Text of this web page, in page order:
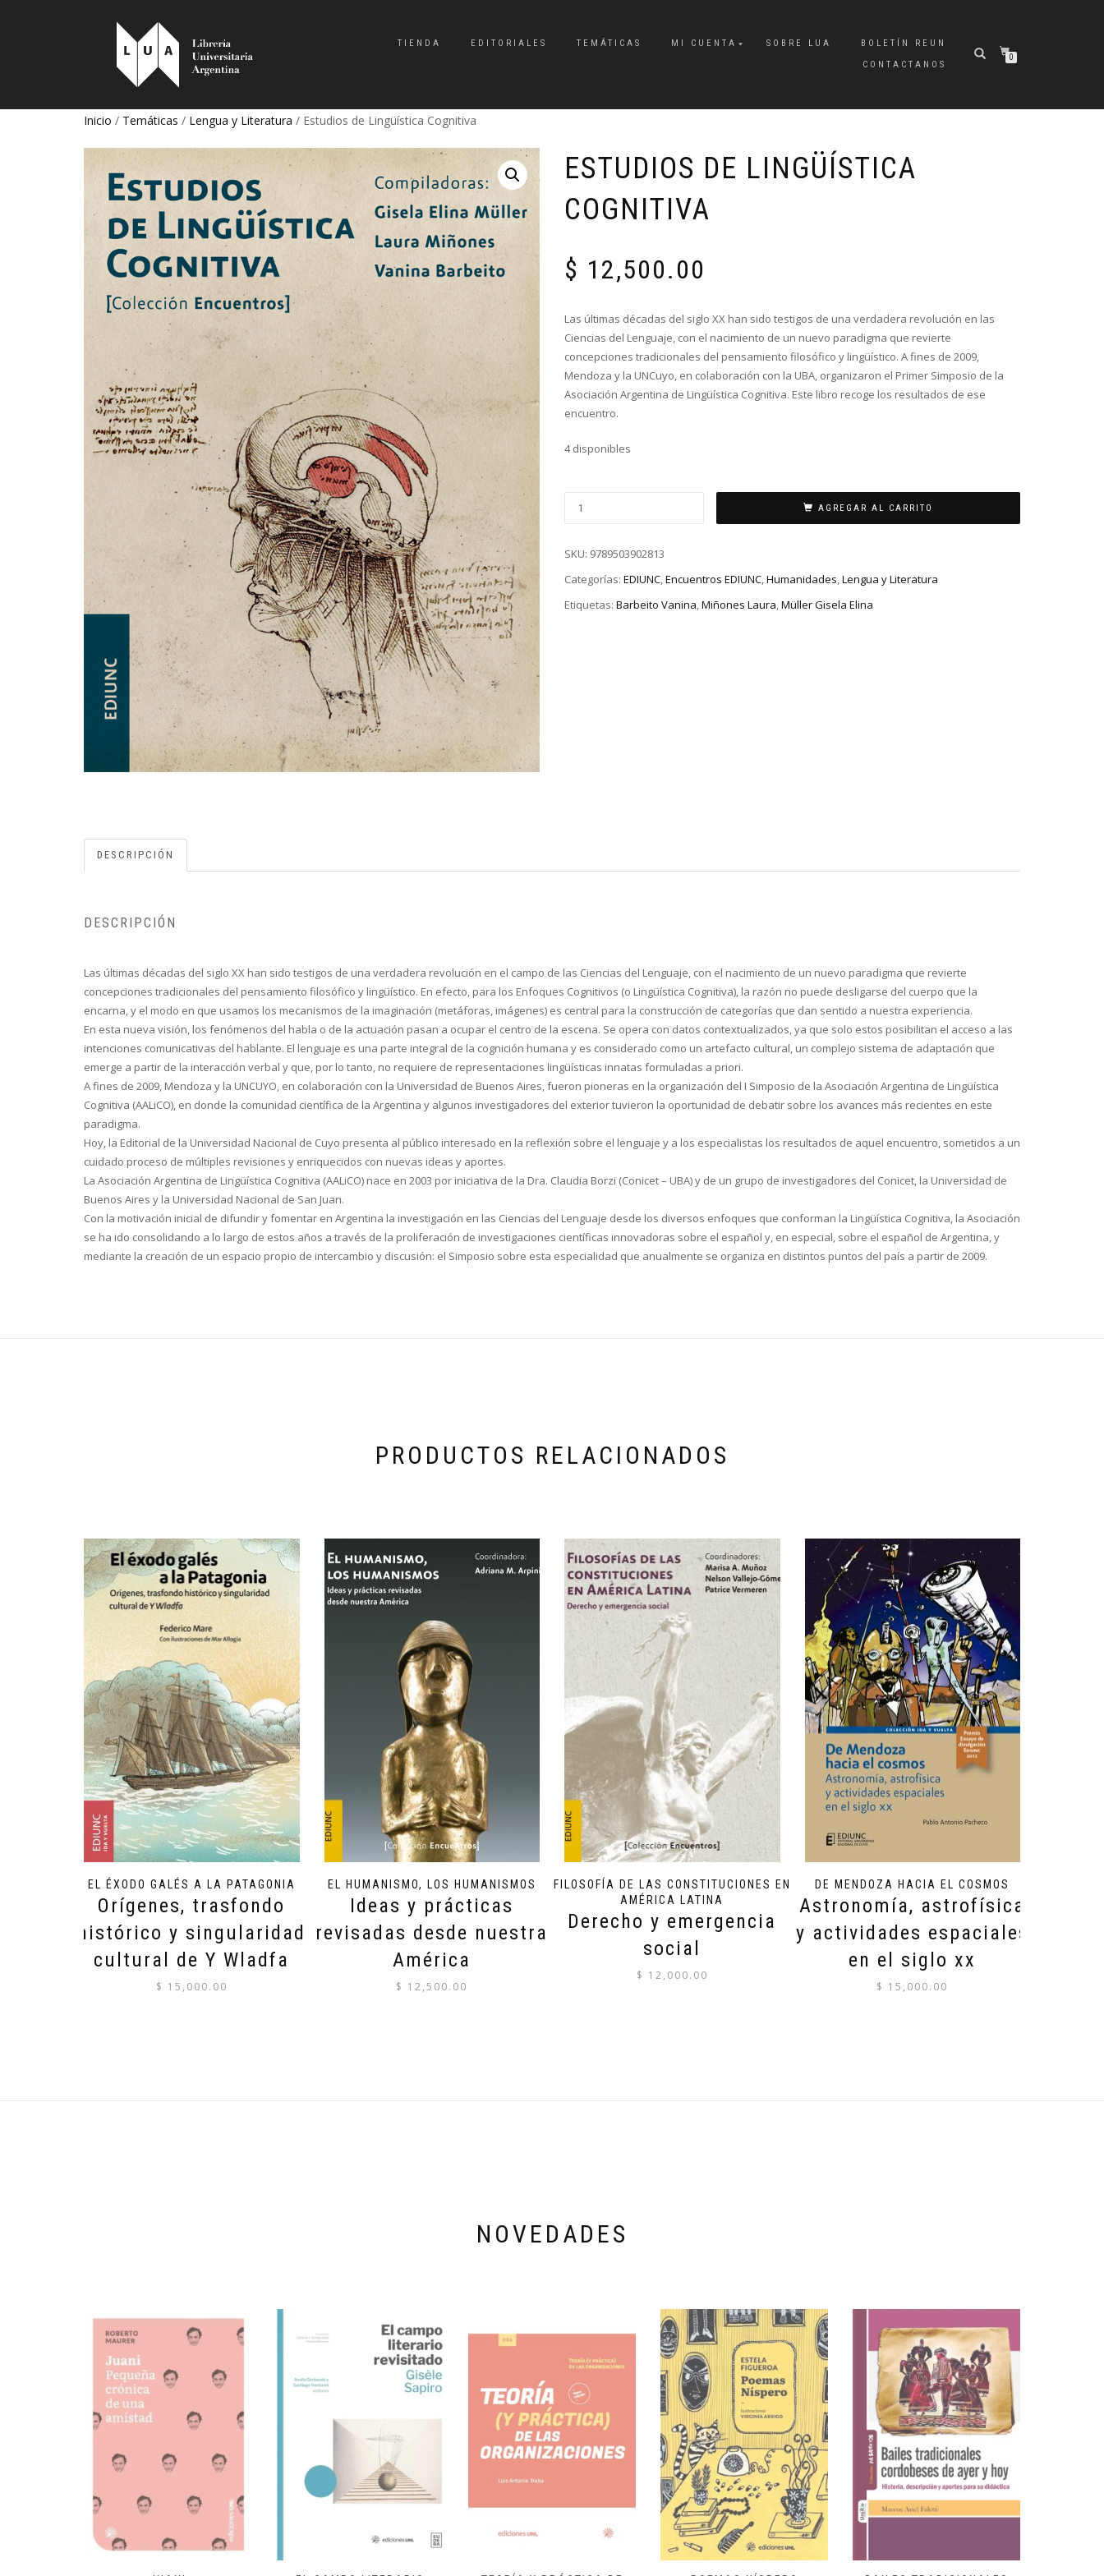
TIENDA EDITORIALES TEMÁTICAS MI CUENTA SOBRE LUA
BOLETÍN REUN
CONTACTANOS
0
Inicio / Temáticas / Lengua y Literatura / Estudios de Lingüística Cognitiva
ESTUDIOS DE LINGÜÍSTICA
COGNITIVA
$ 12,500.00
Las últimas décadas del siglo XX han sido testigos de una verdadera revolución en las
Ciencias del Lenguaje, con el nacimiento de un nuevo paradigma que revierte
concepciones tradicionales del pensamiento filosófico y lingüístico. A fines de 2009,
Mendoza y la UNCuyo, en colaboración con la UBA, organizaron el Primer Simposio de la
Asociación Argentina de Lingüística Cognitiva. Este libro recoge los resultados de ese
encuentro.
4 disponibles
AGREGAR AL CARRITO
SKU: 9789503902813
Categorías: EDIUNC,Encuentros EDIUNC,Humanidades,Lengua y Literatura
Etiquetas: Barbeito Vanina,Miñones Laura,Müller Gisela Elina
DESCRIPCIÓN
DESCRIPCIÓN
Las últimas décadas del siglo XX han sido testigos de una verdadera revolución en el campo de las Ciencias del Lenguaje, con el nacimiento de un nuevo paradigma que revierte
concepciones tradicionales del pensamiento filosófico y lingüístico. En efecto, para los Enfoques Cognitivos (o Lingüística Cognitiva), la razón no puede desligarse del cuerpo que la
encarna, y el modo en que usamos los mecanismos de la imaginación (metáforas, imágenes) es central para la construcción de categorías que dan sentido a nuestra experiencia.
En esta nueva visión, los fenómenos del habla o de la actuación pasan a ocupar el centro de la escena. Se opera con datos contextualizados, ya que solo estos posibilitan el acceso a las
intenciones comunicativas del hablante. El lenguaje es una parte integral de la cognición humana y es considerado como un artefacto cultural, un complejo sistema de adaptación que
emerge a partir de la interacción verbal y que, por lo tanto, no requiere de representaciones lingüísticas innatas formuladas a priori.
A fines de 2009, Mendoza y la UNCUYO, en colaboración con la Universidad de Buenos Aires, fueron pioneras en la organización del I Simposio de la Asociación Argentina de Lingüística
Cognitiva (AALiCO), en donde la comunidad científica de la Argentina y algunos investigadores del exterior tuvieron la oportunidad de debatir sobre los avances más recientes en este
paradigma.
Hoy, la Editorial de la Universidad Nacional de Cuyo presenta al público interesado en la reflexión sobre el lenguaje y a los especialistas los resultados de aquel encuentro, sometidos a un
cuidado proceso de múltiples revisiones y enriquecidos con nuevas ideas y aportes.
La Asociación Argentina de Lingüística Cognitiva (AALiCO) nace en 2003 por iniciativa de la Dra. Claudia Borzi (Conicet – UBA) y de un grupo de investigadores del Conicet, la Universidad de
Buenos Aires y la Universidad Nacional de San Juan.
Con la motivación inicial de difundir y fomentar en Argentina la investigación en las Ciencias del Lenguaje desde los diversos enfoques que conforman la Lingüística Cognitiva, la Asociación
se ha ido consolidando a lo largo de estos años a través de la proliferación de investigaciones científicas innovadoras sobre el español y, en especial, sobre el español de Argentina, y
mediante la creación de un espacio propio de intercambio y discusión: el Simposio sobre esta especialidad que anualmente se organiza en distintos puntos del país a partir de 2009.
PRODUCTOS RELACIONADOS
EL ÉXODO GALÉS A LA PATAGONIA
Orígenes, trasfondo
histórico y singularidad
cultural de Y Wladfa
$ 15,000.00
EL HUMANISMO, LOS HUMANISMOS
Ideas y prácticas
revisadas desde nuestra
América
$ 12,500.00
FILOSOFÍA DE LAS CONSTITUCIONES EN
AMÉRICA LATINA
Derecho y emergencia
social
$ 12,000.00
DE MENDOZA HACIA EL COSMOS
Astronomía, astrofísica
y actividades espaciales
en el siglo xx
$ 15,000.00
NOVEDADES